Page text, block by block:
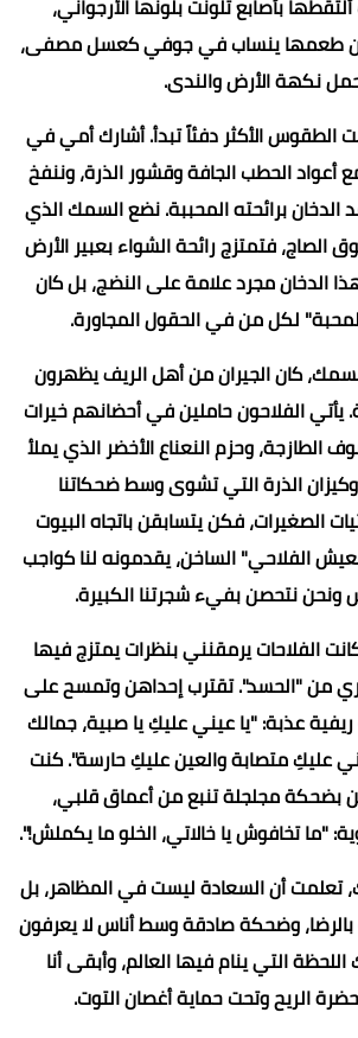
علينا؛ فمع كل نسمة هواء، كانت حبات
منها والبيضاء، تتساقط بجانبي كحبات
بأصابع تلونت بلونها الأرجواني،
طعمها ينساب في جوفي كعسل مصفى،
نكهة الأرض والندى.
الطقوس الأكثر دفئاً تبدأ. أشارك أمي في
أعواد الحطب الجافة وقشور الذرة، وننفخ
الدخان برائحته المحببة. نضع السمك الذي
الصاج، فتمتزج رائحة الشواء بعبير الأرض
الدخان مجرد علامة على النضج، بل كان
لكل من في الحقول المجاورة.
كان الجيران من أهل الريف يظهرون
الفلاحون حاملين في أحضانهم خيرات
الطازجة، وحزم النعناع الأخضر الذي يملأ
الذرة التي تشوى وسط ضحكاتنا
الصغيرات، فكن يتسابقن باتجاه البيوت
الفلاحي" الساخن، يقدمونه لنا كواجب
نتحصن بفيء شجرتنا الكبيرة.
الفلاحات يرمقنني بنظرات يمتزج فيها
من "الحسد". تقترب إحداهن وتمسح على
عذبة: "يا عيني عليكِ يا صبية، جمالك
عليكِ متصابة والعين عليكِ حارسة". كنت
بضحكة مجلجلة تنبع من أعماق قلبي،
"ما تخافوش يا خالاتي، الخلو ما يكملش!".
تعلمت أن السعادة ليست في المظاهر، بل
وضحكة صادقة وسط أناس لا يعرفون